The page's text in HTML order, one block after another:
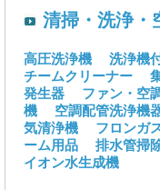
清掃・洗浄・
高圧洗浄機 洗浄機
チームクリーナー
発生器
ファン・空
機
空調配管洗浄機
気清浄機
フロンガ
ーム用品
排水管掃
イオン水生成機